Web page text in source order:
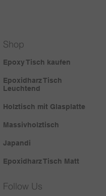
Shop
Epoxy Tisch kaufen
Epoxidharz Tisch
Leuchtend
Holztisch mit Glasplatte
Massivholztisch
Japandi
Epoxidharz Tisch Matt
Follow Us